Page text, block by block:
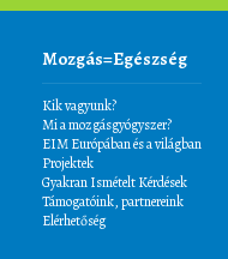
Mozgás=Egészség
Kik vagyunk?
Mi a mozgásgyógyszer?
EIM Európában és a világban
Projektek
Gyakran Ismételt Kérdések
Támogatóink, partnereink
Elérhetőség